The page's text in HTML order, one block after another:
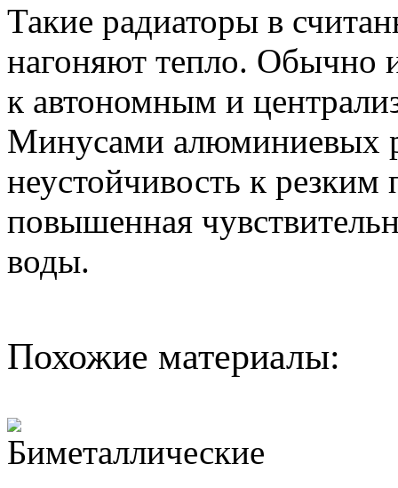
Такие радиаторы в
нагоняют тепло. Обычно
к автономным и
Минусами алюминиевых
неустойчивость к резким
повышенная
воды.
Похожие материалы: